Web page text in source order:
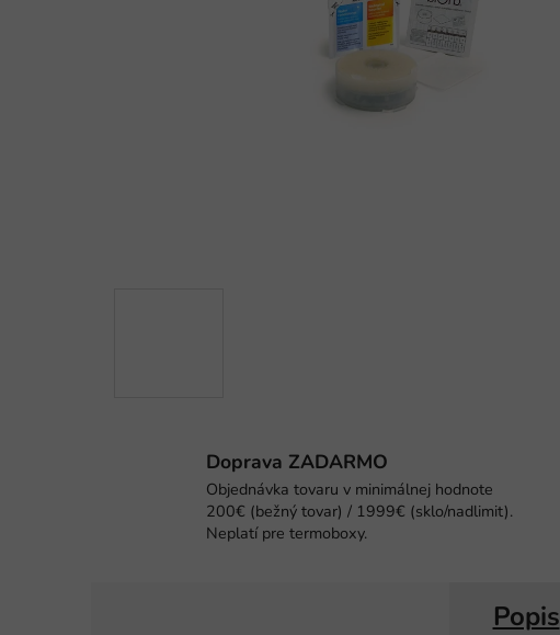
Doprava ZADARMO
Objednávka tovaru v minimálnej hodnote
200€ (bežný tovar) / 1999€ (sklo/nadlimit).
Neplatí pre termoboxy.
Popis